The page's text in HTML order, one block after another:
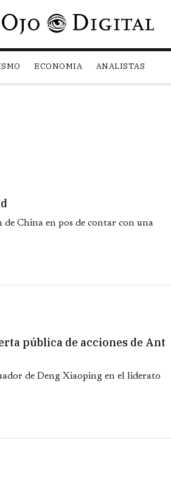
Pasar al contenido principal
ECONOMIA ANALISTAS
de China en pos de contar con una
pública de acciones de Ant
de Deng Xiaoping en el liderato